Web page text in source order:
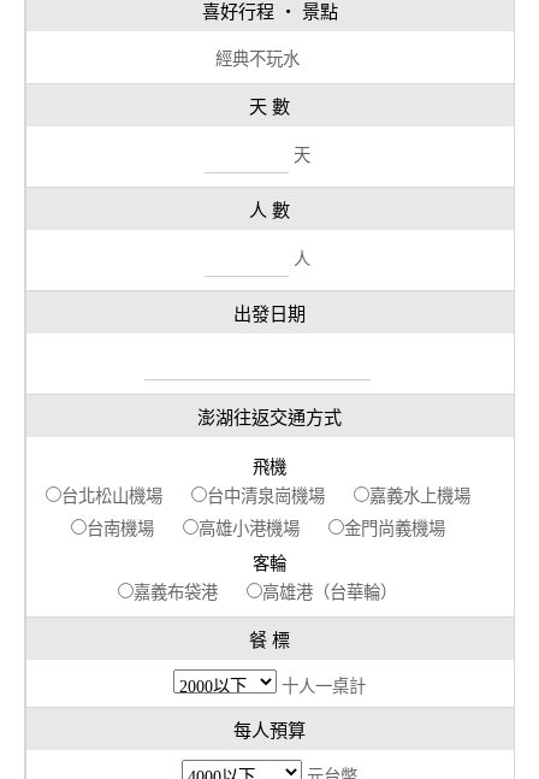
喜好行程 ‧ 景點
經典不玩水
天 數
天
人 數
人
出發日期
澎湖往返交通方式
飛機
台北松山機場
台中清泉崗機場
嘉義水上機場
台南機場
高雄小港機場
金門尚義機場
客輪
嘉義布袋港
高雄港（台華輪）
餐 標
十人一桌計
每人預算